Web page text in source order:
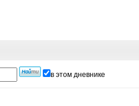
в этом дневнике